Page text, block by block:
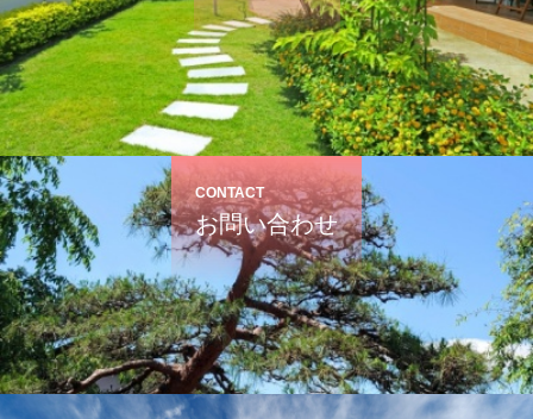
CONTACT
お問い合わせ